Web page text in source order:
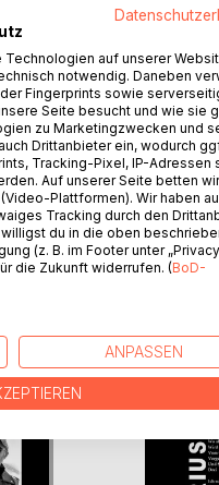
ist Tag. Erinnerungen
Etappen deines Lebens.
vorbei - so still liegen
doch auch leicht.
BEI
auf unserer
notwendig. Daneben
Fingerprints sowie
Seite besucht und wie sie
zu Marketingzwecken und
Drittanbieter ein, wodurch
Tracking-Pixel, IP-Adressen
Auf unserer Seite betten
Plattformen). Wir haben
Tracking durch den
du in die oben
(z. B. im Footer unter
die Zukunft widerrufen. (BoD-
ANPASSEN